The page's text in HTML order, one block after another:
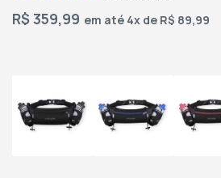
R$359,99 em até 4x de R$ 89,99